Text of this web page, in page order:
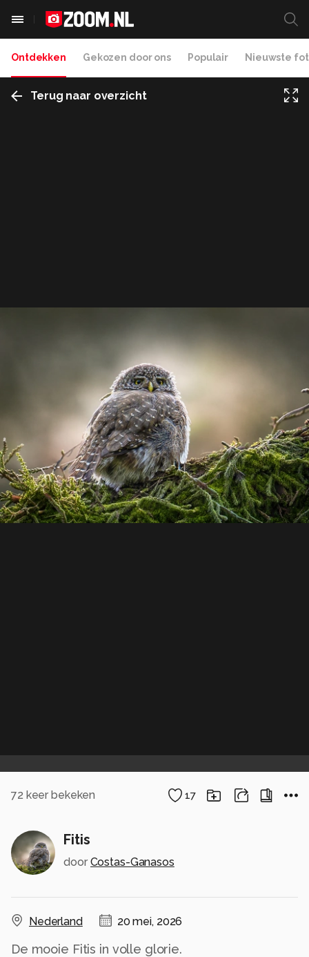
Ontdekken Gekozen door ons Populair Nieuwste
Terug naar overzicht
72 keer bekeken 17
Fitis
door Costas-Ganasos
Nederland 20 mei, 2026
De mooie Fitis in volle glorie.